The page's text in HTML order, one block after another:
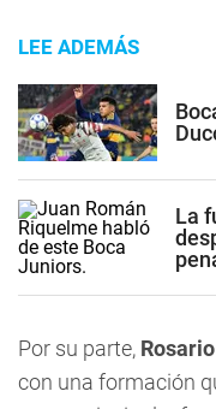
LEE ADEMÁS
La
Por su parte,
con una formación